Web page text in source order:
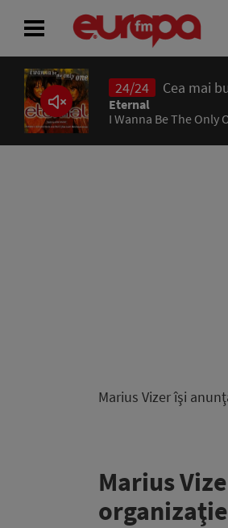
24/24 Cea mai
Eternal
I Wanna Be The Only
Marius Vizer îşi
Marius
ACASĂ
ȘTIRI